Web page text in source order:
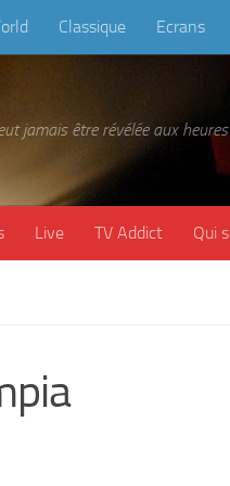
Classique Ecrans
jamais être révélée aux
Live TV Addict Qui